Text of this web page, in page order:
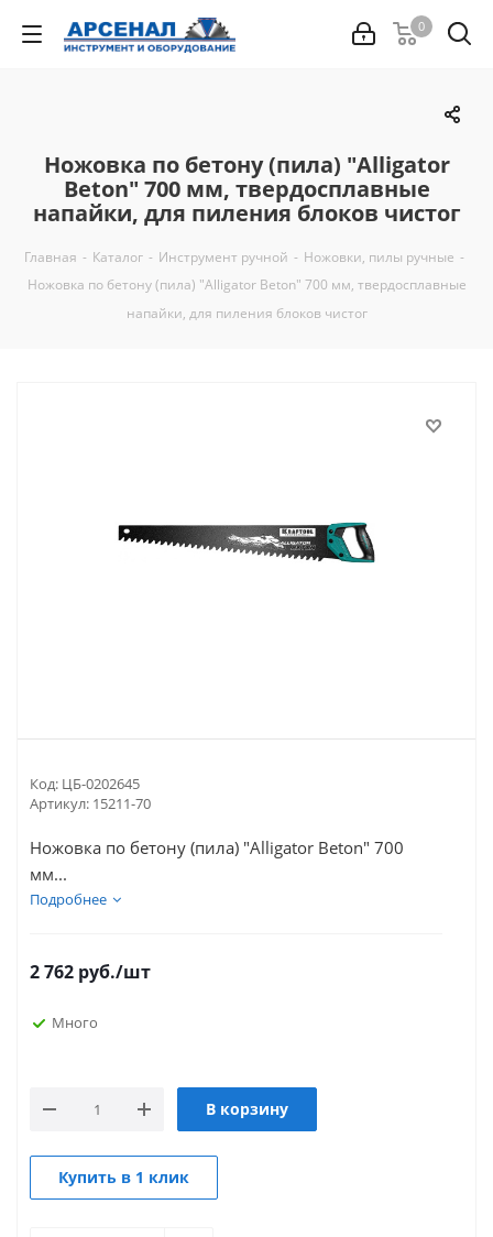
0
Ножовка по бетону (пила) "Alligator
Beton" 700 мм, твердосплавные
напайки, для пиления блоков чистог
Главная - Каталог - Инструмент ручной - Ножовки, пилы ручные -
Ножовка по бетону (пила) "Alligator Beton" 700 мм, твердосплавные
напайки, для пиления блоков чистог
Код: ЦБ-0202645
Артикул: 15211-70
Ножовка по бетону (пила) "Alligator Beton" 700
мм...
Подробнее
2 762 руб./шт
Много
В корзину
Купить в 1 клик